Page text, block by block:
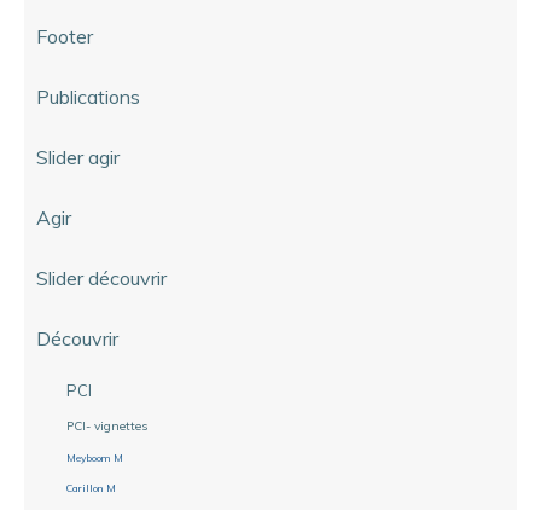
Footer
Publications
Slider agir
Agir
Slider découvrir
Découvrir
PCI
PCI- vignettes
Meyboom M
Carillon M